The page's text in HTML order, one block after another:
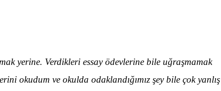
yerine. Verdikleri essay ödevlerine bile uğraşmamak
okudum ve okulda odaklandığımız şey bile çok yanlış